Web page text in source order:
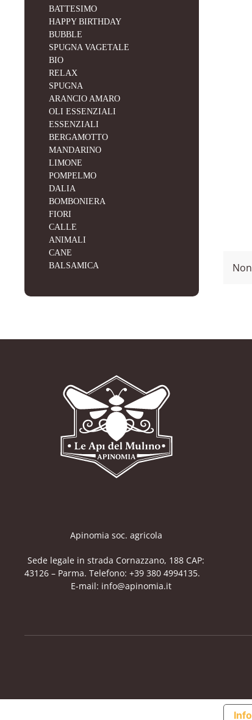
BATTESIMO
HAPPY BIRTHDAY
BUBBLE
SPUGNA VAGETALE
BIO
RELAX
SPUGNA
ARANCIO AMARO
OLI ESSENZIALI
ESSENZIALI
BERGAMOTTO
MANDARINO
LIMONE
POMPELMO
DALIA
BOMBONIERA
FIORI
CALLE
ANIMALI
CANE
BALSAMICA
Apinomia soc. agricola
Sede legale in strada Cornazzano, 188 CAP:
43126 – Parma. Telefono: +39 380 4994135.
E-mail: info@apinomia.it